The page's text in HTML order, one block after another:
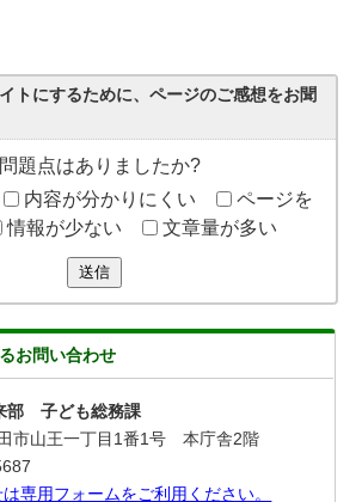
トにするために、ページのご感想をお聞
題点はありましたか?
内容が分かりにくい
ページを
情報が少ない 文章量が多い
送信
お問い合わせ
部 子ども総務課
市山王一丁目1番1号 本庁舎2階
専用フォームをご利用ください。